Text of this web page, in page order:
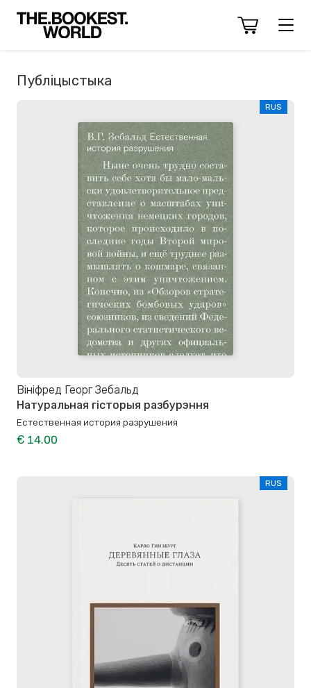
Публіцыстыка
RUS
Вініфред Георг Зебальд
Натуральная гісторыя разбурэння
Естественная история разрушения
€ 14.00
RUS